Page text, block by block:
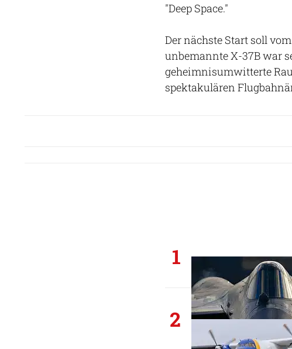
"Deep Space."
Der nächste Start soll
unbemannte X-37B war
geheimnisumwitterte
spektakulären
1
2